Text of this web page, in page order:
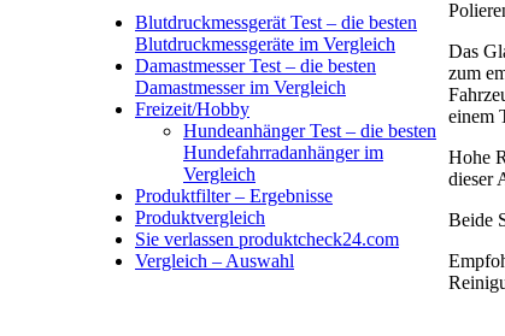
Blutdruckmessgerät Test – die besten
Blutdruckmessgeräte im Vergleich
Damastmesser Test – die besten
Damastmesser im Vergleich
Freizeit/Hobby
Hundeanhänger Test – die besten
Hundefahrradanhänger im
Vergleich
Produktfilter – Ergebnisse
Produktvergleich
Sie verlassen produktcheck24.com
Vergleich – Auswahl
Das
zum
einem
Hohe
dieser
Beide